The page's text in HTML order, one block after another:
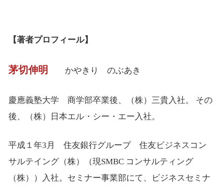
【著者プロフィール】
茅切伸明 かやきり のぶあき
慶應義塾大学 商学部卒業後、（株）三貴入社。 その
後、（株）日本エル・シー・エー入社。
平成１年3月 住友銀行グループ 住友ビジネスコン
サルテイング（株）（現SMBC コンサルティング
（株））入社。セミナー事業部にて、ビジネスセミナ